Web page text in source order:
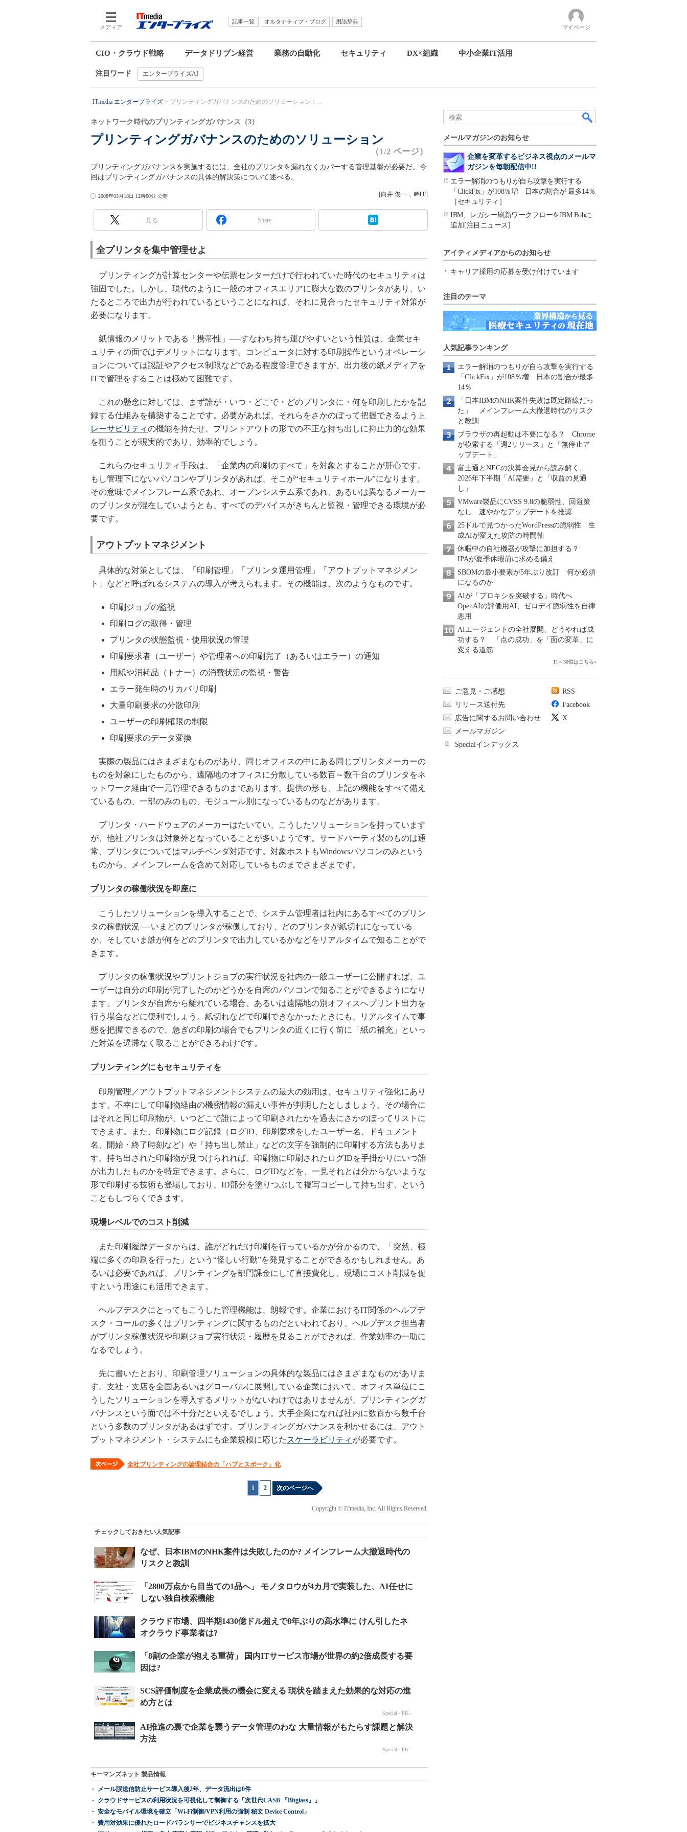
メディア
記事一覧 オルタナティブ・ブログ
用語辞典
マイページ
CIO・クラウド戦略 データドリブン経営 業務の自動化 セキュリティ DX×組織 中小企業IT活用
注目ワード エンタープライズAI
ITmedia エンタープライズ プリンティングガバナンスのためのソリューション：...
プリンティングガバナンスのためのソリューション
ネットワーク時代のプリンティングガバナンス（3）
（1/2 ページ）
プリンティングガバナンスを実施するには、全社のプリンタを漏れなくカバーする管理基盤が必要だ。今
回はプリンティングガバナンスの具体的解決策について述べる。
2008年03月18日 12時00分 公開 [向井 俊一， ＠IT]
見る Share
全プリンタを集中管理せよ
プリンティングが計算センターや伝票センターだけで行われていた時代のセキュリティは
強固でした。しかし、現代のように一般のオフィスエリアに膨大な数のプリンタがあり、い
たるところで出力が行われているということになれば、それに見合ったセキュリティ対策が
必要になります。
紙情報のメリットである「携帯性」──すなわち持ち運びやすいという性質は、企業セキ
ュリティの面ではデメリットになります。コンピュータに対する印刷操作というオペレーシ
ョンについては認証やアクセス制限などである程度管理できますが、出力後の紙メディアを
ITで管理をすることは極めて困難です。
これの懸念に対しては、まず誰が・いつ・どこで・どのプリンタに・何を印刷したかを記
録する仕組みを構築することです。必要があれば、それらをさかのぼって把握できるよう ト
レーサビリティの機能を持たせ、プリントアウトの形での不正な持ち出しに抑止力的な効果
を狙うことが現実的であり、効率的でしょう。
これらのセキュリティ手段は、「企業内の印刷のすべて」を対象とすることが肝心です。
もし管理下にないパソコンやプリンタがあれば、そこが“セキュリティホール”になります。
その意味でメインフレーム系であれ、オープンシステム系であれ、あるいは異なるメーカー
のプリンタが混在していようとも、すべてのデバイスがきちんと監視・管理できる環境が必
要です。
アウトプットマネジメント
具体的な対策としては、「印刷管理」「プリンタ運用管理」「アウトプットマネジメン
ト」などと呼ばれるシステムの導入が考えられます。その機能は、次のようなものです。
印刷ジョブの監視
印刷ログの取得・管理
プリンタの状態監視・使用状況の管理
印刷要求者（ユーザー）や管理者への印刷完了（あるいはエラー）の通知
用紙や消耗品（トナー）の消費状況の監視・警告
エラー発生時のリカバリ印刷
大量印刷要求の分散印刷
ユーザーの印刷権限の制限
印刷要求のデータ変換
実際の製品にはさまざまなものがあり、同じオフィスの中にある同じプリンタメーカーの
ものを対象にしたものから、遠隔地のオフィスに分散している数百～数千台のプリンタをネ
ットワーク経由で一元管理できるものまであります。提供の形も、上記の機能をすべて備え
ているもの、一部のみのもの、モジュール別になっているものなどがあります。
プリンタ・ハードウェアのメーカーはたいてい、こうしたソリューションを持っています
が、他社プリンタは対象外となっていることが多いようです。サードパーティ製のものは通
常、プリンタについてはマルチベンダ対応です。対象ホストもWindowsパソコンのみという
ものから、メインフレームを含めて対応しているものまでさまざまです。
プリンタの稼働状況を即座に
こうしたソリューションを導入することで、システム管理者は社内にあるすべてのプリン
タの稼働状況──いまどのプリンタが稼働しており、どのプリンタが紙切れになっている
か、そしていま誰が何をどのプリンタで出力しているかなどをリアルタイムで知ることがで
きます。
プリンタの稼働状況やプリントジョブの実行状況を社内の一般ユーザーに公開すれば、ユ
ーザーは自分の印刷が完了したのかどうかを自席のパソコンで知ることができるようになり
ます。プリンタが自席から離れている場合、あるいは遠隔地の別オフィスへプリント出力を
行う場合などに便利でしょう。紙切れなどで印刷できなかったときにも、リアルタイムで事
態を把握できるので、急ぎの印刷の場合でもプリンタの近くに行く前に「紙の補充」といっ
た対策を遅滞なく取ることができるわけです。
プリンティングにもセキュリティを
印刷管理／アウトプットマネジメントシステムの最大の効用は、セキュリティ強化にあり
ます。不幸にして印刷物経由の機密情報の漏えい事件が判明したとしましょう。その場合に
はそれと同じ印刷物が、いつどこで誰によって印刷されたかを過去にさかのぼってリストに
できます。また、印刷物にログ記録（ログID、印刷要求をしたユーザー名、ドキュメント
名、開始・終了時刻など）や「持ち出し禁止」などの文字を強制的に印刷する方法もありま
す。持ち出された印刷物が見つけられれば、印刷物に印刷されたログIDを手掛かりにいつ誰
が出力したものかを特定できます。さらに、ログIDなどを、一見それとは分からないような
形で印刷する技術も登場しており、ID部分を塗りつぶして複写コピーして持ち出す、という
こともしづらくできます。
現場レベルでのコスト削減
また印刷履歴データからは、誰がどれだけ印刷を行っているかが分かるので、「突然、極
端に多くの印刷を行った」という“怪しい行動”を発見することができるかもしれません。あ
るいは必要であれば、プリンティングを部門課金にして直接費化し、現場にコスト削減を促
すという用途にも活用できます。
ヘルプデスクにとってもこうした管理機能は、朗報です。企業におけるIT関係のヘルプデ
スク・コールの多くはプリンティングに関するものだといわれており、ヘルプデスク担当者
がプリンタ稼働状況や印刷ジョブ実行状況・履歴を見ることができれば、作業効率の一助に
なるでしょう。
先に書いたとおり、印刷管理ソリューションの具体的な製品にはさまざまなものがありま
す。支社・支店を全国あるいはグローバルに展開している企業において、オフィス単位にこ
うしたソリューションを導入するメリットがないわけではありませんが、プリンティングガ
バナンスという面では不十分だといえるでしょう。大手企業になれば社内に数百から数千台
という多数のプリンタがあるはずです。プリンティングガバナンスを利かせるには、アウト
プットマネジメント・システムにも企業規模に応じた スケーラビリティ が必要です。
全社プリンティングの論理結合の「ハブとスポーク」化
1 2 次のページへ
Copyright © ITmedia, Inc. All Rights Reserved.
チェックしておきたい人気記事
キーマンズネット 製品情報
メール誤送信防止サービス導入後2年、データ流出は0件
クラウドサービスの利用状況を可視化して制御する「次世代CASB 『Bitglass』」
安全なモバイル環境を確立「Wi-Fi制御/VPN利用の強制 秘文 Device Control」
費用対効果に優れたロードバランサーでビジネスチャンスを拡大
メールマガジンのお知らせ
企業を変革するビジネス視点のメールマ
ガジンを毎朝配信中!!
エラー解消のつもりが自ら攻撃を実行する
「ClickFix」が108％増 日本の割合が 最多14％
［セキュリティ］
IBM、レガシー刷新ワークフローをIBM Bobに
追加[注目ニュース]
アイティメディアからのお知らせ
キャリア採用の応募を受け付けています
注目のテーマ
人気記事ランキング
エラー解消のつもりが自ら攻撃を実行する
「ClickFix」が108％増 日本の割合が最多
14％
「日本IBMのNHK案件失敗は既定路線だっ
た」 メインフレーム大撤退時代のリスク
と教訓
ブラウザの再起動は不要になる？ Chrome
が模索する「週2リリース」と「無停止ア
ップデート」
富士通とNECの決算会見から読み解く、
2026年下半期「AI需要」と「収益の見通
し」
VMware製品にCVSS 9.8の脆弱性、回避策
なし 速やかなアップデートを推奨
25ドルで見つかったWordPressの脆弱性 生
成AIが変えた攻防の時間軸
休暇中の自社機器が攻撃に加担する？
IPAが夏季休暇前に求める備え
SBOMの最小要素が5年ぶり改訂 何が必須
になるのか
AIが「プロキシを突破する」時代へ
OpenAIの評価用AI、ゼロデイ脆弱性を自律
悪用
AIエージェントの全社展開、どうやれば成
功する？ 「点の成功」を「面の変革」に
変える道筋
11～30位はこちら»
ご意見・ご感想
リリース送付先
広告に関するお問い合わせ
メールマガジン
Specialインデックス
RSS
Facebook
X